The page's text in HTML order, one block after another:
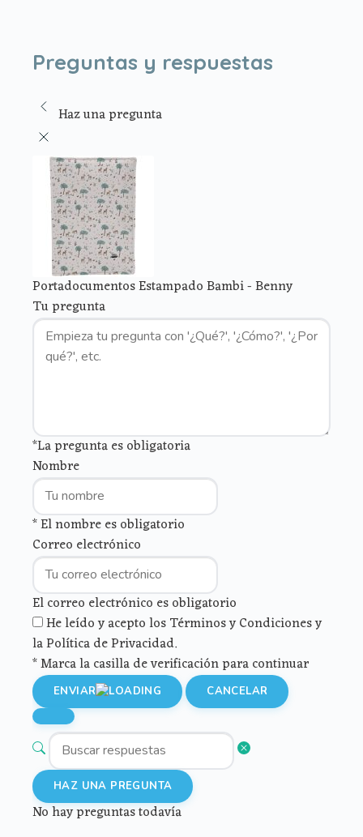
Preguntas y respuestas
Haz una pregunta
Portadocumentos Estampado Bambi - Benny
Tu pregunta
*La pregunta es obligatoria
Nombre
* El nombre es obligatorio
Correo electrónico
El correo electrónico es obligatorio
He leído y acepto los Términos y Condiciones y
la Política de Privacidad.
* Marca la casilla de verificación para continuar
ENVIAR CANCELAR
HAZ UNA PREGUNTA
No hay preguntas todavía